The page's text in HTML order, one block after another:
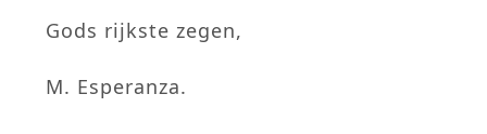
Gods rijkste zegen,
M. Esperanza.